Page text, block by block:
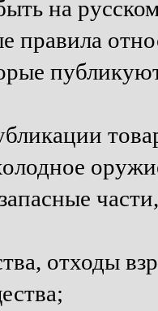
на
отходы